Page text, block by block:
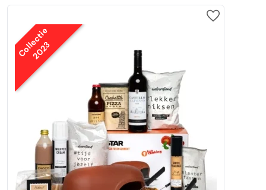
Collectie
2023